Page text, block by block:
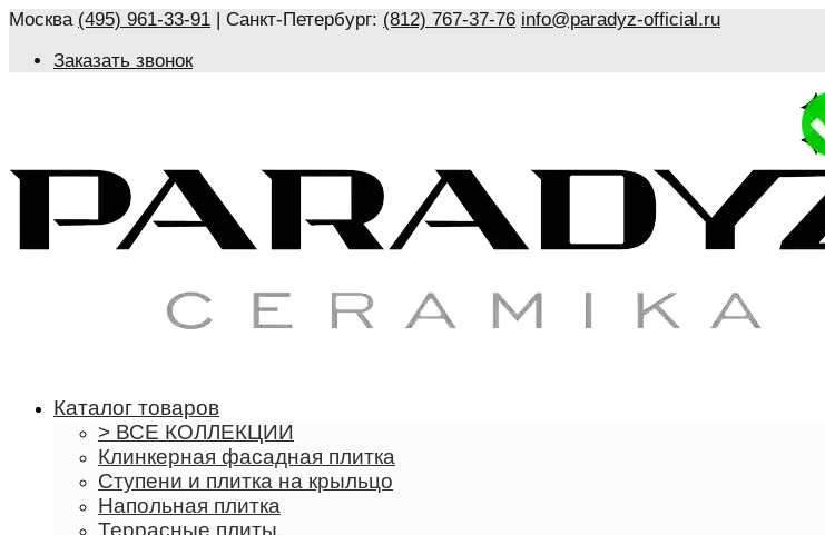
Москва (495) 961-33-91 | Санкт-Петербург: (812) 767-37-76 info@paradyz-official.ru
Заказать звонок
Каталог товаров
> ВСЕ КОЛЛЕКЦИИ
Клинкерная фасадная плитка
Ступени и плитка на крыльцо
Напольная плитка
Террасные плиты